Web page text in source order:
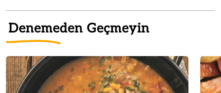
Denemeden Geçmeyin